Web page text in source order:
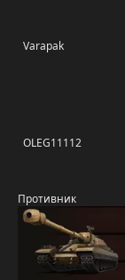
Varapak
OLEG11112
Противник